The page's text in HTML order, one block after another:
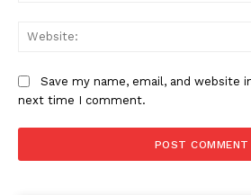
Save my name, email, and website
next time I comment.